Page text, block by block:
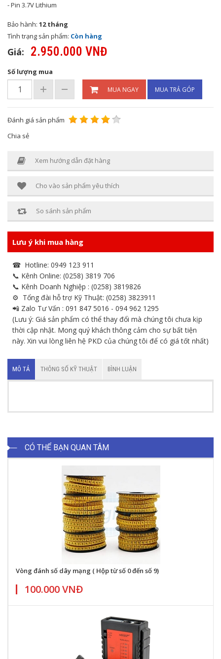
- Pin 3.7V Lithium
Bảo hành: 12 tháng
Tình trạng sản phẩm: Còn hàng
Giá: 2.950.000 VNĐ
Số lượng mua
MUA NGAY MUA TRẢ GÓP
Đánh giá sản phẩm
Chia sẻ
Xem hướng dẫn đặt hàng
Cho vào sản phẩm yêu thích
So sánh sản phẩm
Lưu ý khi mua hàng
☎ Hotline: 0949 123 911
📞 Kênh Online: (0258) 3819 706
📞 Kênh Doanh Nghiệp : (0258) 3819826
⚙ Tổng đài hỗ trợ Kỹ Thuật: (0258) 3823911
📲 Zalo Tư Vấn : 091 847 5016 - 094 962 1295
(Lưu ý: Giá sản phẩm có thể thay đổi mà chúng tôi chưa kịp
thời cập nhật. Mong quý khách thông cảm cho sự bất tiện
này. Xin vui lòng liên hệ PKD của chúng tôi để có giá tốt nhất)
MÔ TẢ THÔNG SỐ KỸ THUẬT BÌNH LUẬN
CÓ THỂ BẠN QUAN TÂM
Vòng đánh số dây mạng ( Hộp từ số 0 đến số 9)
100.000 VNĐ